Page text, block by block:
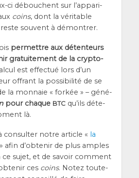
ci débouchent sur l’ap­pa­ri­
coins, dont la véri­table
sou­vent à démontrer.
per­mettre aux déten­teurs
gra­tui­te­ment de la cryp­to-
est effec­tué lors d’un
offrant la pos­si­bi­li­té de se
la mon­naie « for­kée » – géné­
pour chaque BTCqu’ils déte­
là.
consul­ter notre article « la
afin d’ob­te­nir de plus amples
sujet, et de savoir com­ment
ces coins. Notez tou­te­